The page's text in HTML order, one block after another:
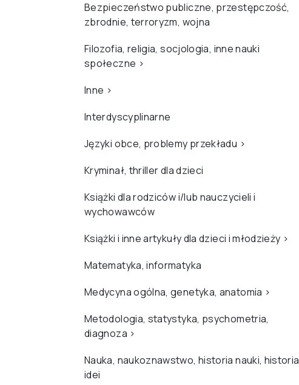
Bezpieczeństwo publiczne, przestępczość,
zbrodnie, terroryzm, wojna
Filozofia, religia, socjologia, inne nauki
społeczne ›
Inne ›
Interdyscyplinarne
Języki obce, problemy przekładu ›
Kryminał, thriller dla dzieci
Książki dla rodziców i/lub nauczycieli i
wychowawców
Książki i inne artykuły dla dzieci i młodzieży ›
Matematyka, informatyka
Medycyna ogólna, genetyka, anatomia ›
Metodologia, statystyka, psychometria,
diagnoza ›
Nauka, naukoznawstwo, historia nauki, historia
idei